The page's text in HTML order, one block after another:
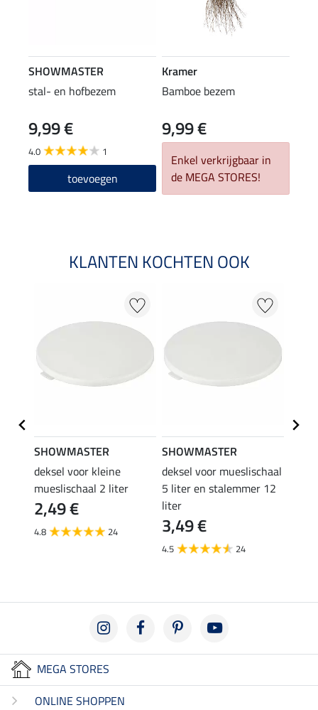
SHOWMASTER
stal- en hofbezem
9,99 €
4.0 1
toevoegen
Kramer
Bamboe bezem
9,99 €
Enkel verkrijgbaar in
de MEGA STORES!
KLANTEN KOCHTEN OOK
SHOWMASTER
deksel voor kleine
mueslischaal 2 liter
2,49 €
4.8 24
SHOWMASTER
deksel voor mueslischaal
5 liter en stalemmer 12
liter
3,49 €
4.5 24
MEGA STORES
ONLINE SHOPPEN